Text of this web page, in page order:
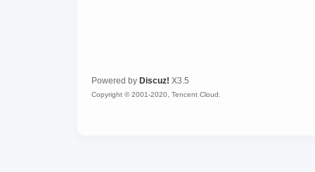
Powered by Discuz! X3.5
Copyright © 2001-2020, Tencent Cloud.